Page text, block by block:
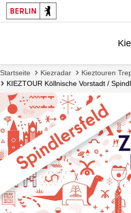
FAQ &
Startseite Kiezradar
Kieztouren
KIEZTOUR Köllnische Vorstadt /